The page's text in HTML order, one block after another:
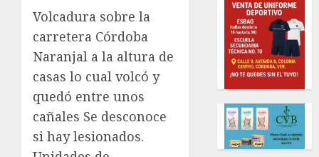
Volcadura sobre la
carretera Córdoba
Naranjal a la altura de
casas lo cual volcó y
quedó entre unos
cañales Se desconoce
si hay lesionados.